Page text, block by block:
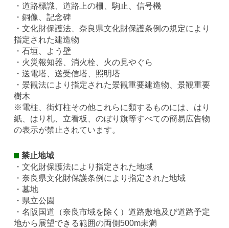
・道路標識、道路上の柵、駒止、信号機
・銅像、記念碑
・文化財保護法、奈良県文化財保護条例の規定により
指定された建造物
・石垣、よう壁
・火災報知器、消火栓、火の見やぐら
・送電塔、送受信塔、照明塔
・景観法により指定された景観重要建造物、景観重要
樹木
※電柱、街灯柱その他これらに類するものには、はり
紙、はり札、立看板、のぼり旗等すべての簡易広告物
の表示が禁止されています。
禁止地域
・文化財保護法により指定された地域
・奈良県文化財保護条例により指定された地域
・墓地
・県立公園
・名阪国道（奈良市域を除く）道路敷地及び道路予定
地から展望できる範囲の両側500m未満